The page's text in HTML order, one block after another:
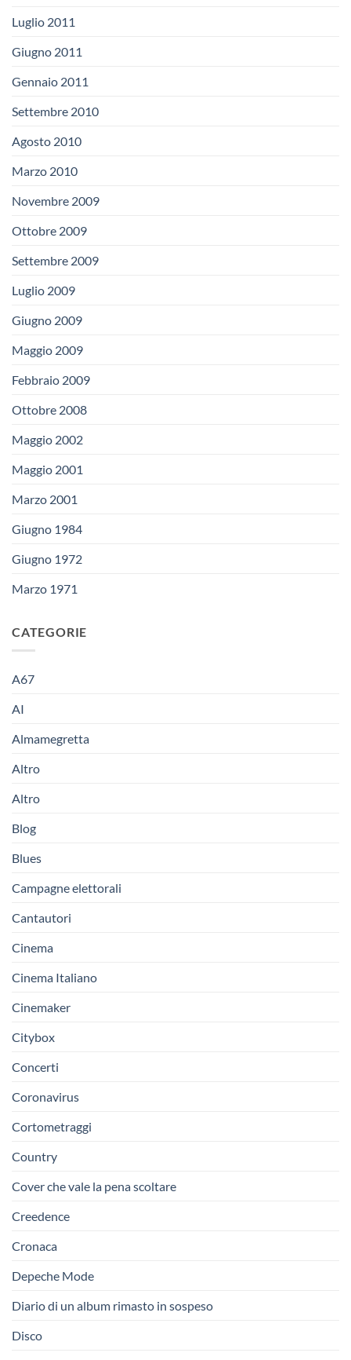
Luglio 2011
Giugno 2011
Gennaio 2011
Settembre 2010
Agosto 2010
Marzo 2010
Novembre 2009
Ottobre 2009
Settembre 2009
Luglio 2009
Giugno 2009
Maggio 2009
Febbraio 2009
Ottobre 2008
Maggio 2002
Maggio 2001
Marzo 2001
Giugno 1984
Giugno 1972
Marzo 1971
CATEGORIE
A67
AI
Almamegretta
Altro
Altro
Blog
Blues
Campagne elettorali
Cantautori
Cinema
Cinema Italiano
Cinemaker
Citybox
Concerti
Coronavirus
Cortometraggi
Country
Cover che vale la pena scoltare
Creedence
Cronaca
Depeche Mode
Diario di un album rimasto in sospeso
Disco